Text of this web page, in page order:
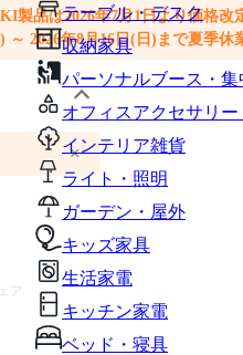
テーブル・デスク
収納家具
パーソナルブース・集
オフィスアクセサリー
インテリア雑貨
ライト・照明
ガーデン・屋外
キッズ家具
生活家電
キッチン家電
ベッド・寝具
品は2026年7月1日より価格改
～ 2026年8月16日(日)まで夏季休
×
ア